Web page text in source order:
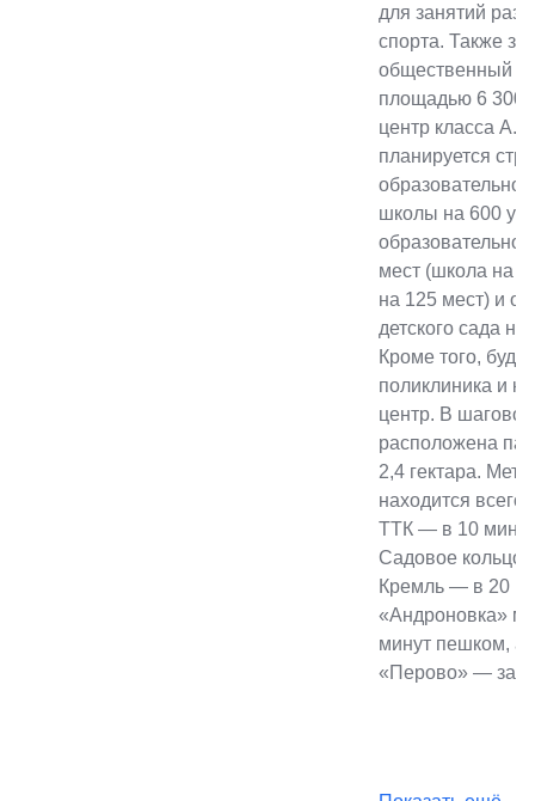
для занятий
спорта. Также
общественный
площадью 6 300
центр класса А.
планируется
школы на 600
мест (школа на
на 125 мест) и
детского сада
Кроме того,
поликлиника и
центр. В
расположена
2,4 гектара.
находится
ТТК — в 10
Садовое кольцо
Кремль — в 20
«Андроновка»
минут пешком, а
«Перово» — за